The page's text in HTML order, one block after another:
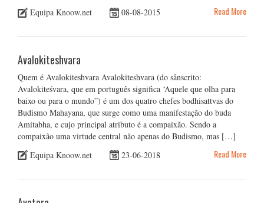
Equipa Knoow.net
08-08-2015 Read More
Avalokiteshvara
Quem é Avalokiteshvara Avalokiteshvara (do sânscrito:
Avalokiteśvara, que em português significa ‘Aquele que olha para
baixo ou para o mundo”) é um dos quatro chefes bodhisattvas do
Budismo Mahayana, que surge como uma manifestação do buda
Amitabha, e cujo principal atributo é a compaixão. Sendo a
compaixão uma virtude central não apenas do Budismo, mas […]
Equipa Knoow.net
23-06-2018 Read More